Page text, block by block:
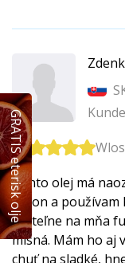
Tento olej má
rollon a používam
viditeľne na mňa
mlsná. Mám ho aj
chuť na sladké,
GRATIS eterisk olje